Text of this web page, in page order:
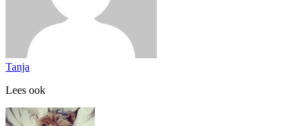
Tanja
Lees ook